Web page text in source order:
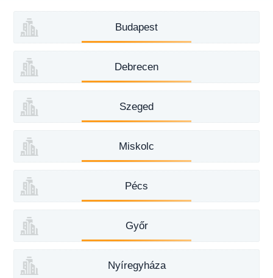
Budapest
Debrecen
Szeged
Miskolc
Pécs
Győr
Nyíregyháza